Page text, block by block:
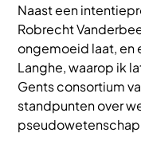
Naast een
Robrecht
ongemoeid laat, en
Langhe, waarop ik
Gents consortium
standpunten over